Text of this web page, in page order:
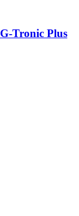
Tronic Plus